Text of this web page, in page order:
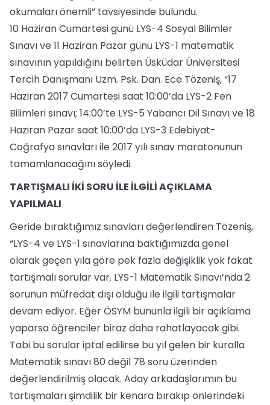
okumaları önemli” tavsiyesinde bulundu.
10 Haziran Cumartesi günü LYS-4 Sosyal Bilimler
Sınavı ve 11 Haziran Pazar günü LYS-1 matematik
sınavının yapıldığını belirten Üsküdar Üniversitesi
Tercih Danışmanı Uzm. Psk. Dan. Ece Tözeniş, “17
Haziran 2017 Cumartesi saat 10:00’da LYS-2 Fen
Bilimleri sınavı; 14:00’te LYS-5 Yabancı Dil Sınavı ve 18
Haziran Pazar saat 10:00’da LYS-3 Edebiyat-
Coğrafya sınavları ile 2017 yılı sınav maratonunun
tamamlanacağını söyledi.
TARTIŞMALI İKİ SORU İLE İLGİLİ AÇIKLAMA
YAPILMALI
Geride bıraktığımız sınavları değerlendiren Tözeniş,
“LYS-4 ve LYS-1 sınavlarına baktığımızda genel
olarak geçen yıla göre pek fazla değişiklik yok fakat
tartışmalı sorular var. LYS-1 Matematik Sınavı’nda 2
sorunun müfredat dışı olduğu ile ilgili tartışmalar
devam ediyor. Eğer ÖSYM bununla ilgili bir açıklama
yaparsa öğrenciler biraz daha rahatlayacak gibi.
Tabi bu sorular iptal edilirse bu yıl gelen bir kuralla
Matematik sınavı 80 değil 78 soru üzerinden
değerlendirilmiş olacak. Aday arkadaşlarımın bu
tartışmaları şimdilik bir kenara bırakıp önlerindeki